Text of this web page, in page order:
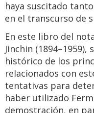
haya suscitado
en el transcurso de
En este libro del
Jinchin
histórico de los
relacionados con
tentativas para
haber utilizado
demostración, en